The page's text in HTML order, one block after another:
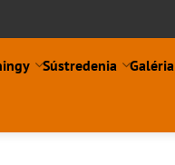
Sústredenia Galéria